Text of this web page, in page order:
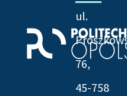
ul.
76,
45-758